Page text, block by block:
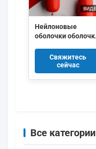
Нейлоновые
оболочки
красного цвета
сжимающиеся с 5
слоями экструзии
Свяжитесь
сейчас
Все категории